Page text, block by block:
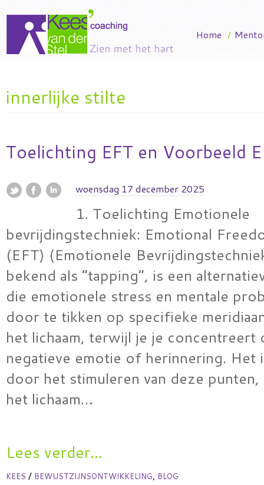
Home /
innerlijke stilte
Toelichting EFT en Voorbeeld
woensdag 17 december 2025
1. Toelichting Emotionele
bevrijdingstechniek: Emotional
(EFT) (Emotionele
bekend als “tapping”, is een
die emotionele stress en mentale
door te tikken op specifieke
het lichaam, terwijl je je concentreert
negatieve emotie of herinnering. Het
door het stimuleren van deze
het lichaam…
Lees verder...
KEES / BEWUSTZIJNSONTWIKKELING, BLOG